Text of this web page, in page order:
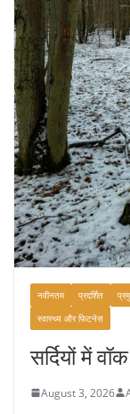
नवीनतम प्रदर्शित
स्वास्थ्य और फिटनेस
सर्दियों में
August 3, 2026